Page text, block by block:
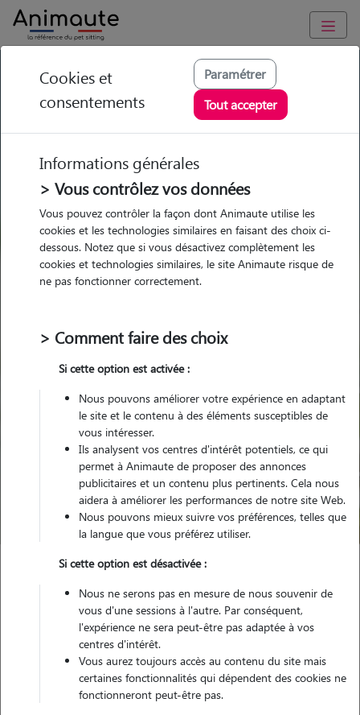
GARDE ANIMAUX à Crêches-sur-Saône : Garde chien et chat
en famille ou à domicile, visites et promenades
Trouvez une garde animaux à
Crêches-sur-Saône
Parmi nos 5 pet-sitters à Crêches-
sur-Saône
Pour quel animal ?
Trouver mon Pet Sitter
Saône-et-Loire
Crêches-sur-Saône
Nos promeneurs et familles d'accueil
à Crêches-sur-Saône (71680)
Cookies et
consentements
Paramétrer
Tout accepter
Informations générales
> Vous contrôlez vos données
Vous pouvez contrôler la façon dont Animaute utilise les
cookies et les technologies similaires en faisant des choix ci-
dessous. Notez que si vous désactivez complètement les
cookies et technologies similaires, le site Animaute risque de
ne pas fonctionner correctement.
> Comment faire des choix
Si cette option est activée :
Nous pouvons améliorer votre expérience en adaptant
le site et le contenu à des éléments susceptibles de
vous intéresser.
Ils analysent vos centres d'intérêt potentiels, ce qui
permet à Animaute de proposer des annonces
publicitaires et un contenu plus pertinents. Cela nous
aidera à améliorer les performances de notre site Web.
Nous pouvons mieux suivre vos préférences, telles que
la langue que vous préférez utiliser.
Si cette option est désactivée :
Nous ne serons pas en mesure de nous souvenir de
vous d'une sessions à l'autre. Par conséquent,
l'expérience ne sera peut-être pas adaptée à vos
centres d'intérêt.
Vous aurez toujours accès au contenu du site mais
certaines fonctionnalités qui dépendent des cookies ne
fonctionneront peut-être pas.